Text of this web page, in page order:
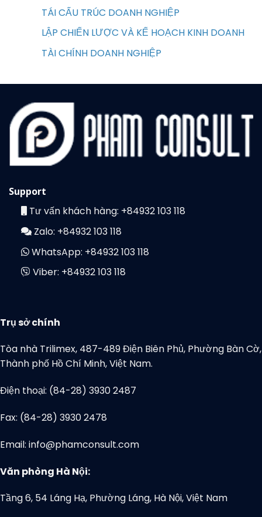
TÁI CẤU TRÚC DOANH NGHIỆP
LẬP CHIẾN LƯỢC VÀ KẾ HOẠCH KINH DOANH
TÀI CHÍNH DOANH NGHIỆP
Support
Tư vấn khách hàng: +84932 103 118
Zalo: +84932 103 118
WhatsApp: +84932 103 118
Viber: +84932 103 118
Trụ sở chính
Tòa nhà Trilimex, 487-489 Điện Biên Phủ, Phường Bàn Cờ,
Thành phố Hồ Chí Minh, Việt Nam.
Điện thoại: (84-28) 3930 2487
Fax: (84-28) 3930 2478
Email: info@phamconsult.com
Văn phòng Hà Nội:
Tầng 6, 54 Láng Hạ, Phường Láng, Hà Nội, Việt Nam